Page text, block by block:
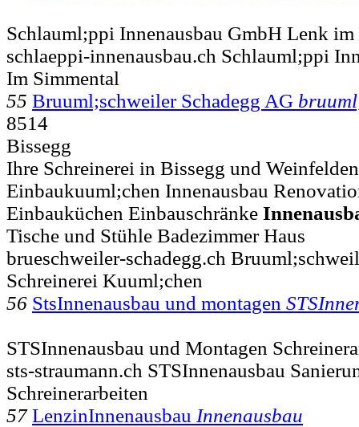
Schlauml;ppi Innenausbau GmbH Lenk
schlaeppi-innenausbau.ch Schlauml;ppi
Im Simmental
55 Bruuml;schweiler Schadegg AG
8514
Bissegg
Ihre Schreinerei in Bissegg und
Einbaukuuml;chen Innenausbau
Einbauküchen Einbauschränke
Tische und Stühle Badezimmer Haus
brueschweiler-schadegg.ch
Schreinerei Kuuml;chen
56 StsInnenausbau und montagen
STSInnenausbau und Montagen
sts-straumann.ch STSInnenausbau
Schreinerarbeiten
57 LenzinInnenausbau Innenausbau